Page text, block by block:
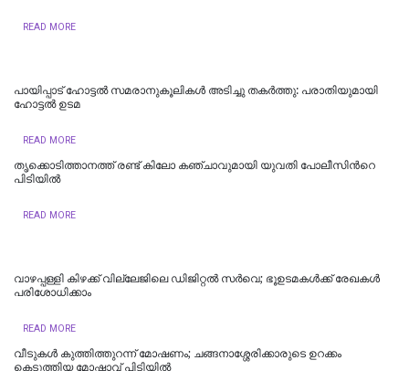
READ MORE
പായിപ്പാട് ഹോട്ടൽ സമരാനുകൂലികൾ അടിച്ചു തകർത്തു: പരാതിയുമായി
ഹോട്ടൽ ഉടമ
READ MORE
തൃക്കൊടിത്താനത്ത് രണ്ട് കിലോ കഞ്ചാവുമായി യുവതി പോലീസിന്‍റെ
പിടിയിൽ
READ MORE
വാഴപ്പള്ളി കിഴക്ക് വില്ലേജിലെ ഡിജിറ്റൽ സർവെ; ഭൂഉടമകൾക്ക് രേഖകൾ
പരിശോധിക്കാം
READ MORE
വീടുകൾ കുത്തിത്തുറന്ന് മോഷണം; ചങ്ങനാശ്ശേരിക്കാരുടെ ഉറക്കം
കെടുത്തിയ മോഷ്ടാവ് പിടിയിൽ